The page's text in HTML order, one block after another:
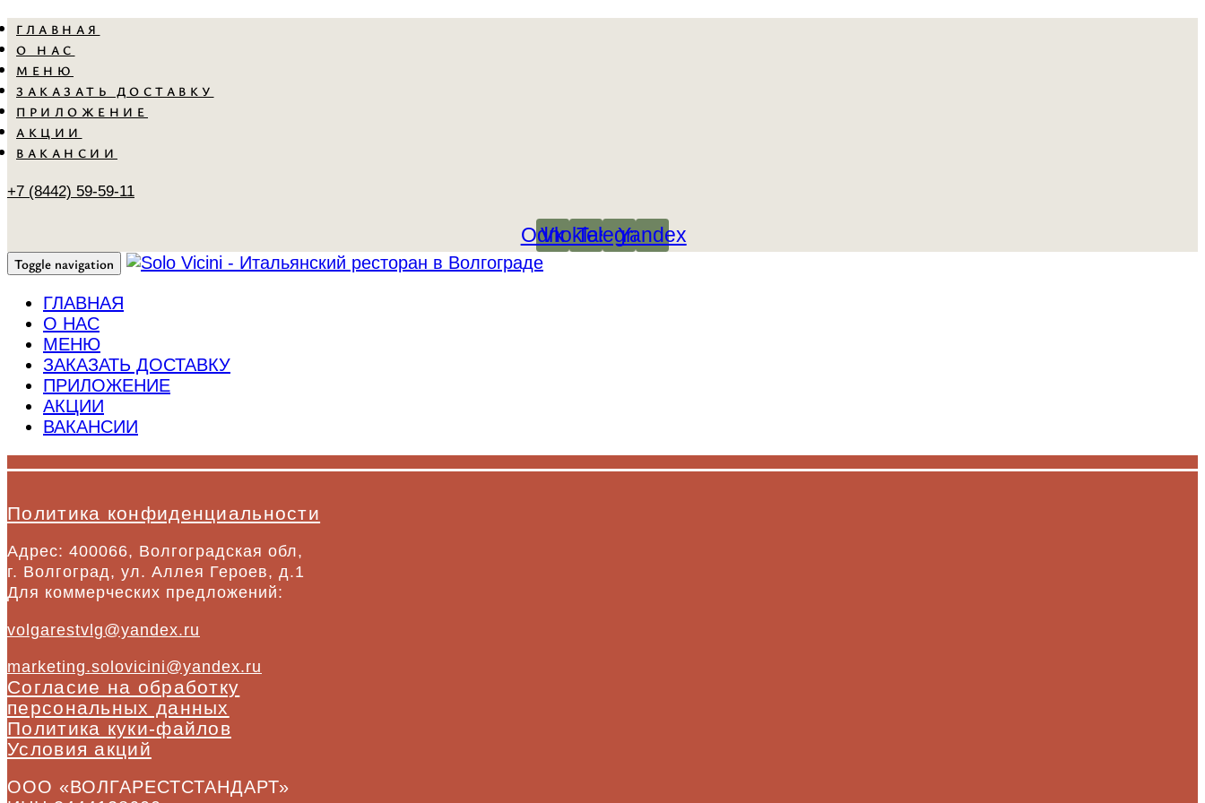
Skip
links
Skip
to
primary
navigation
Skip
to
content
ГЛАВНАЯ
О НАС
МЕНЮ
ЗАКАЗАТЬ ДОСТАВКУ
ПРИЛОЖЕНИЕ
АКЦИИ
ВАКАНСИИ
+7 (8442) 59-59-11
Vk
Odnoklassniki
Telegram
Yandex
Toggle navigation
ГЛАВНАЯ
О НАС
МЕНЮ
ЗАКАЗАТЬ ДОСТАВКУ
ПРИЛОЖЕНИЕ
АКЦИИ
ВАКАНСИИ
Политика конфиденциальности
Адрес: 400066, Волгоградская обл,
г. Волгоград, ул. Аллея Героев, д.1
Для коммерческих предложений:
volgarestvlg@yandex.ru
marketing.solovicini@yandex.ru
Согласие на обработку
персональных данных
Политика куки-файлов
Условия акций
ООО «ВОЛГАРЕСТСТАНДАРТ»